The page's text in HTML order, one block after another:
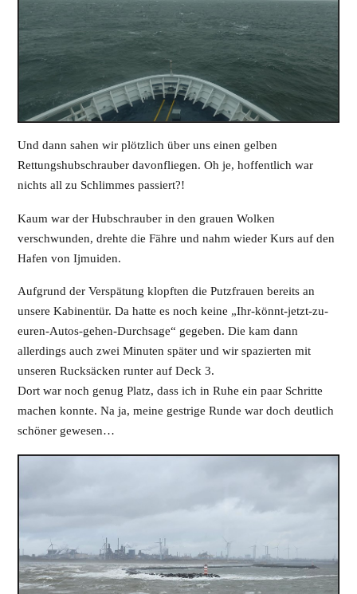
Und dann sahen wir plötzlich über uns einen gelben
Rettungshubschrauber davonfliegen. Oh je, hoffentlich war
nichts all zu Schlimmes passiert?!
Kaum war der Hubschrauber in den grauen Wolken
verschwunden, drehte die Fähre und nahm wieder Kurs auf den
Hafen von Ijmuiden.
Aufgrund der Verspätung klopften die Putzfrauen bereits an
unsere Kabinentür. Da hatte es noch keine „Ihr-könnt-jetzt-zu-
euren-Autos-gehen-Durchsage“ gegeben. Die kam dann
allerdings auch zwei Minuten später und wir spazierten mit
unseren Rucksäcken runter auf Deck 3.
Dort war noch genug Platz, dass ich in Ruhe ein paar Schritte
machen konnte. Na ja, meine gestrige Runde war doch deutlich
schöner gewesen…